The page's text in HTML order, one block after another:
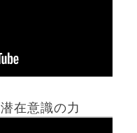
在意識の力